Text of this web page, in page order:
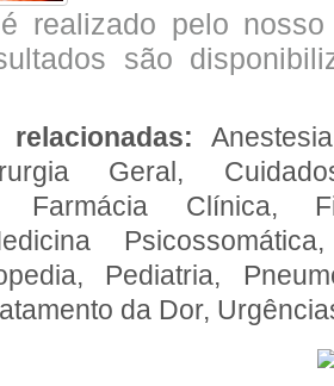
realizado pelo
são
relacionadas:
Geral,
Farmácia Clínica,
Pediatria,
da Dor,